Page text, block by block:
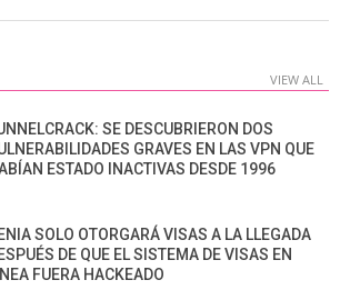
VIEW ALL
SE DESCUBRIERON DOS
GRAVES EN LAS VPN QUE
ESTADO INACTIVAS DESDE 1996
SOLO OTORGARÁ VISAS A LA LLEGADA
DE QUE EL SISTEMA DE VISAS EN
FUERA HACKEADO